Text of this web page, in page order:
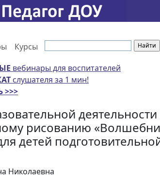
Курсы
вебинары для воспитателей
слушателя за 1 мин!
рисованию
детей
Николаевна